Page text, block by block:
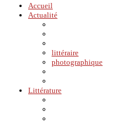
Accueil
Actualité
littéraire
photographique
Littérature